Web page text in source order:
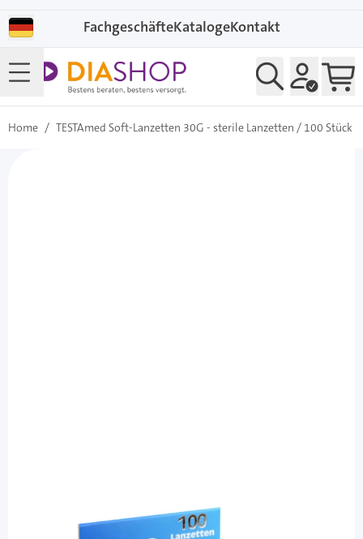
FachgeschäfteKatalogeKontakt
Home / TESTAmed Soft-Lanzetten 30G - sterile Lanzetten / 100 Stück